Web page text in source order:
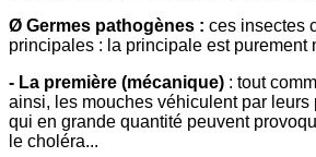
Ø Germes pathogènes : ces insectes
principales : la principale est
- La première (mécanique) : tout
ainsi, les mouches véhiculent par
qui en grande quantité peuvent
le choléra...